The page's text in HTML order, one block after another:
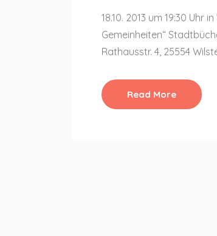
18.10. 2013 um 19:30 Uhr
Gemeinheiten“
Rathausstr. 4, 25554
Read More